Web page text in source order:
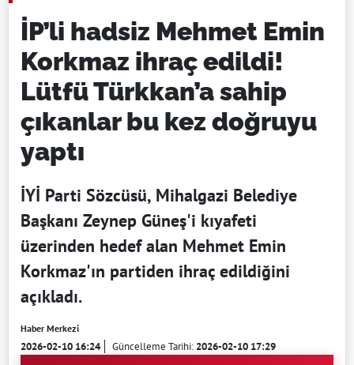
İP’li hadsiz Mehmet Emin
Korkmaz ihraç edildi!
Lütfü Türkkan’a sahip
çıkanlar bu kez doğruyu
yaptı
İYİ Parti Sözcüsü, Mihalgazi Belediye
Başkanı Zeynep Güneş'i kıyafeti
üzerinden hedef alan Mehmet Emin
Korkmaz'ın partiden ihraç edildiğini
açıkladı.
Haber Merkezi
2026-02-10 16:24 Güncelleme Tarihi:2026-02-10 17:29